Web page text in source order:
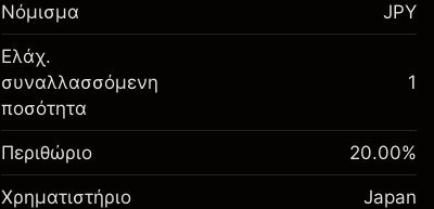
χρηματοδότησης κατά τη
Χρεώσεις από την πλήρη αξία
της θέσης
-0.013747
(-¥1)
Μέγεθος διαπραγμάτευσης με μόχλευση
~¥5,000
Χρήματα από μόχλευση ~
σας
¥1,000
Αναπροσαρμογή
χρηματοδότησης κατά τη
διάρκεια της νύχτας
Χρεώσεις από την πλήρη αξία
-0.008476
(-¥0)
Νόμισμα JPY
Ελάχ.
συναλλασσόμενη
ποσότητα
1
Περιθώριο 20.00%
Χρηματιστήριο Japan